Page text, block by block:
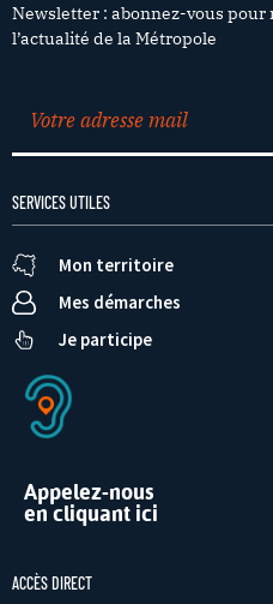
Newsletter : abonnez-vous pour
l’actualité de la Métropole
SERVICES UTILES
Mon territoire
Mes démarches
Je participe
Appelez-nous
en cliquant ici
ACCÈS DIRECT